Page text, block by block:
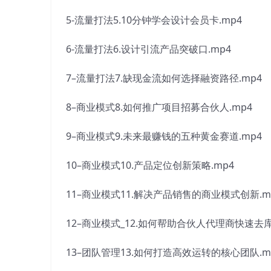
5-流量打法5.10分钟学会设计会员卡.mp4
6-流量打法6.设计引流产品突破口.mp4
7–流量打法7.缺现金流如何选择融资路径.mp4
8–商业模式8.如何推广项目招募合伙人.mp4
9–商业模式9.未来最赚钱的五种黄金赛道.mp4
10–商业模式10.产品定位创新策略.mp4
11–商业模式11.解决产品销售的商业模式创新
12–商业模式_12.如何帮助合伙人代理商快速去
13–团队管理13.如何打造高效运转的核心团队